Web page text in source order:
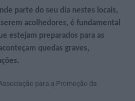
parte do seu dia nestes locais,
acolhedores, é fundamental
estejam preparados para as
quedas graves,
para a Promoção da